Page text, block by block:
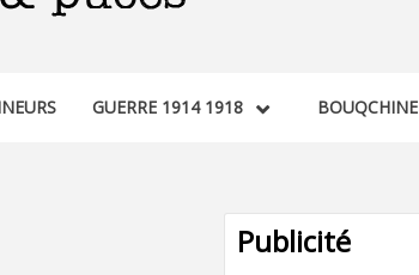
GUERRE 1914 1918 BOUQCHINE
Publicité